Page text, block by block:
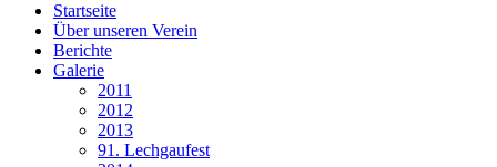
Startseite
Über unseren Verein
Berichte
Galerie
2011
2012
2013
91. Lechgaufest